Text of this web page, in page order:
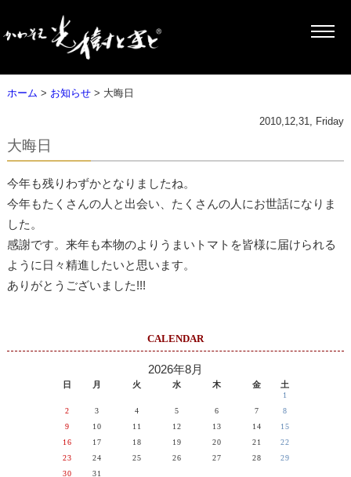
ホーム > お知らせ> 大晦日
2010,12,31, Friday
大晦日
今年も残りわずかとなりましたね。
今年もたくさんの人と出会い、たくさんの人にお世話になりま
した。
感謝です。来年も本物のよりうまいトマトを皆様に届けられる
ように日々精進したいと思います。
ありがとうございました!!!
CALENDAR
2026年8月
日 月 火 水 木 金 土
1
2
3 4 5 6 7
8
9
10 11 12 13 14
15
16
17 18 19 20 21
22
23
24 25 26 27 28
29
30
31